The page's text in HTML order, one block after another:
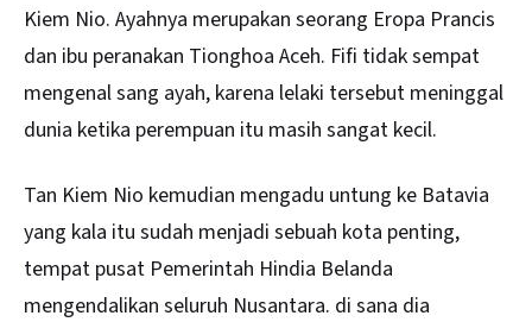
Kiem Nio. Ayahnya merupakan seorang Eropa Prancis
dan ibu peranakan Tionghoa Aceh. Fifi tidak sempat
mengenal sang ayah, karena lelaki tersebut meninggal
dunia ketika perempuan itu masih sangat kecil.
Tan Kiem Nio kemudian mengadu untung ke Batavia
yang kala itu sudah menjadi sebuah kota penting,
tempat pusat Pemerintah Hindia Belanda
mengendalikan seluruh Nusantara. di sana dia